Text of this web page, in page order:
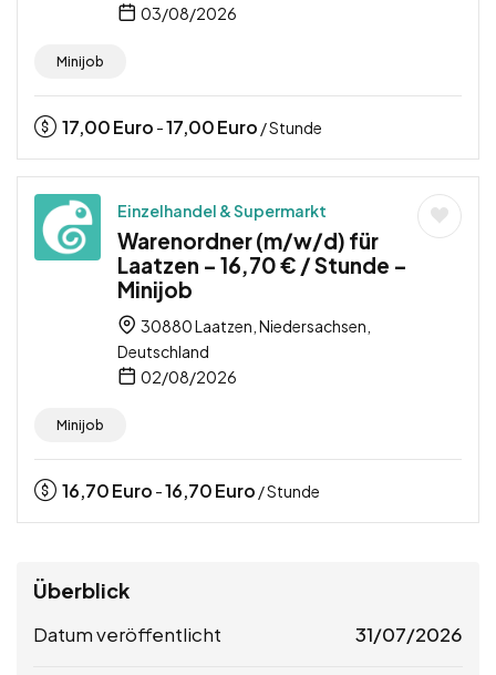
03/08/2026
Minijob
17,00Euro -17,00Euro / Stunde
Einzelhandel & Supermarkt
Warenordner (m/w/d) für
Laatzen – 16,70 € / Stunde –
Minijob
30880 Laatzen, Niedersachsen,
Deutschland
02/08/2026
Minijob
16,70Euro -16,70Euro / Stunde
Überblick
Datum veröffentlicht 31/07/2026